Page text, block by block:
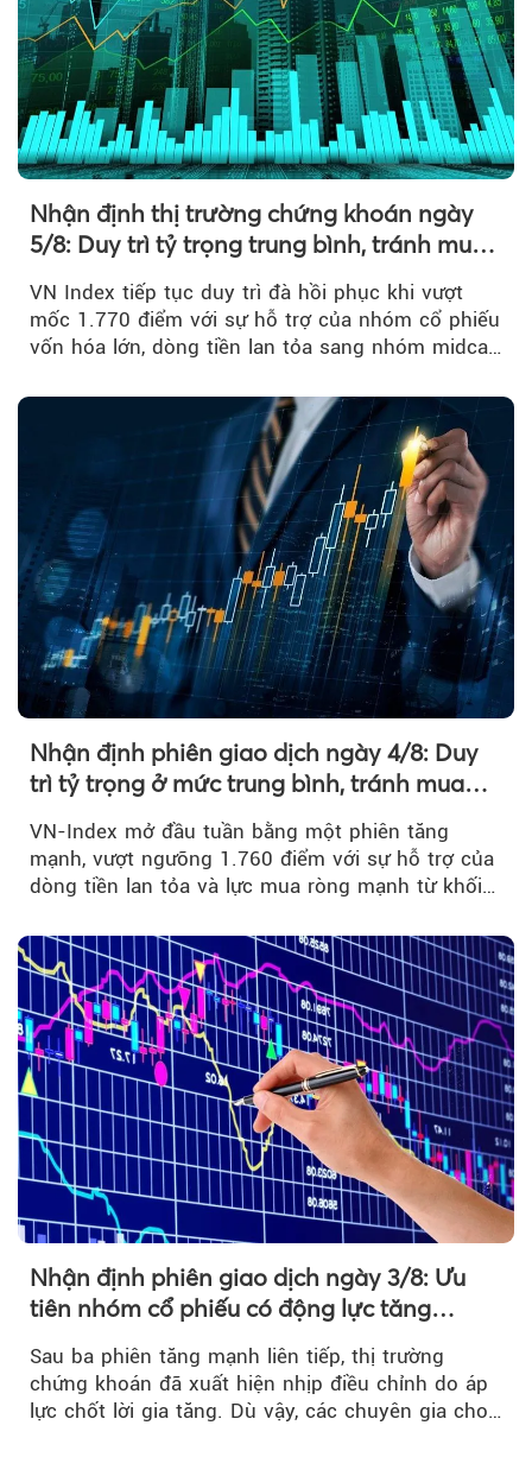
Nhận định thị trường chứng khoán ngày
5/8: Duy trì tỷ trọng trung bình, tránh mua
VN Index tiếp tục duy trì đà hồi phục khi vượt
mốc 1.770 điểm với sự hỗ trợ của nhóm cổ phiếu
vốn hóa lớn, dòng tiền lan tỏa sang nhóm midcap
Nhận định phiên giao dịch ngày 4/8: Duy
trì tỷ trọng ở mức trung bình, tránh mua
VN-Index mở đầu tuần bằng một phiên tăng
mạnh, vượt ngưỡng 1.760 điểm với sự hỗ trợ của
dòng tiền lan tỏa và lực mua ròng mạnh từ khối
Nhận định phiên giao dịch ngày 3/8: Ưu
tiên nhóm cổ phiếu có động lực tăng
Sau ba phiên tăng mạnh liên tiếp, thị trường
chứng khoán đã xuất hiện nhịp điều chỉnh do áp
lực chốt lời gia tăng. Dù vậy, các chuyên gia cho